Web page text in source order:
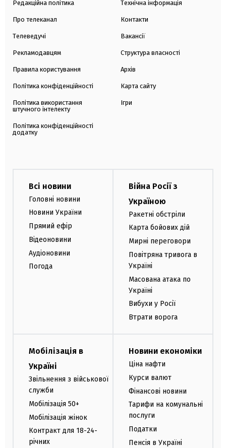
Редакційна політика
Про телеканал
Телеведучі
Рекламодавцям
Правила користування
Політика конфіденційності
Політика використання
штучного інтелекту
Політика конфіденційності
додатку
Технічна інформація
Контакти
Вакансії
Структура власності
Архів
Карта сайту
Ігри
Всі новини
Головні новини
Новини України
Прямий ефір
Відеоновини
Аудіоновини
Погода
Війна Росії з
Україною
Ракетні обстріли
Карта бойових дій
Мирні переговори
Повітряна тривога в
Україні
Масована атака по
Україні
Вибухи у Росії
Втрати ворога
Мобілізація в
Україні
Звільнення з військової
служби
Мобілізація 50+
Мобілізація жінок
Контракт для 18-24-
річних
Новини економіки
Ціна нафти
Курси валют
Фінансові новини
Тарифи на комунальні
послуги
Податки
Пенсія в Україні